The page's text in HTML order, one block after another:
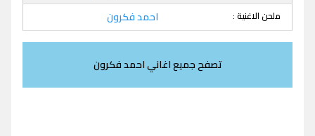
ملحن الاغنية : احمد فكرون
تصفح جميع اغاني احمد فكرون